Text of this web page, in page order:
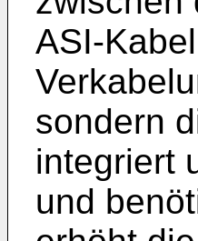
ASI-
sondern
integriert
und